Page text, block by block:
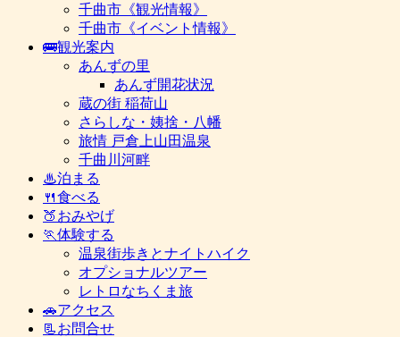
千曲市《観光情報》
千曲市《イベント情報》
🚌観光案内
あんずの里
あんず開花状況
蔵の街 稲荷山
さらしな・姨捨・八幡
旅情 戸倉上山田温泉
千曲川河畔
♨泊まる
🍴食べる
🍑おみやげ
🏃体験する
温泉街歩きとナイトハイク
オプショナルツアー
レトロなちくま旅
🚗アクセス
📃お問合せ